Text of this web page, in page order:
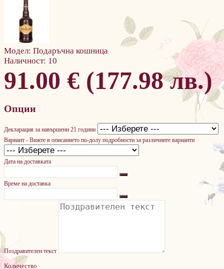
Модел: Подаръчна кошница
Наличност: 10
91.00 € (177.98 лв.)
Опции
Декларация за навършени 21 години
Вариант - Вижте в описанието по-долу подробности за различните варианти
Дата на доставката
Време на доставка
Поздравителен текст
Количество